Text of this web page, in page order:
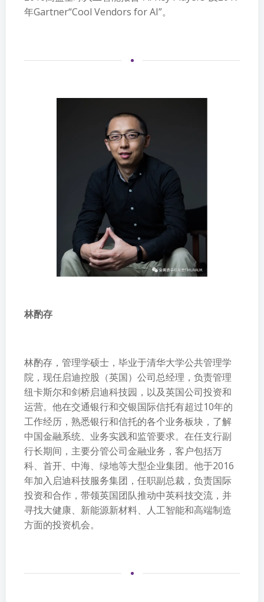
年Gartner“Cool Vendors for AI”。
林酌存
林酌存，管理学硕士，毕业于清华大学公共管理学
院，现任启迪控股（英国）公司总经理，负责管理
纽卡斯尔和剑桥启迪科技园，以及英国公司投资和
运营。他在交通银行和交银国际信托有超过10年的
工作经历，熟悉银行和信托的各个业务板块，了解
中国金融系统、业务实践和监管要求。在任支行副
行长期间，主要分管公司金融业务，客户包括万
科、首开、中海、绿地等大型企业集团。他于2016
年加入启迪科技服务集团，任职副总裁，负责国际
投资和合作，带领英国团队推动中英科技交流，并
寻找大健康、新能源新材料、人工智能和高端制造
方面的投资机会。